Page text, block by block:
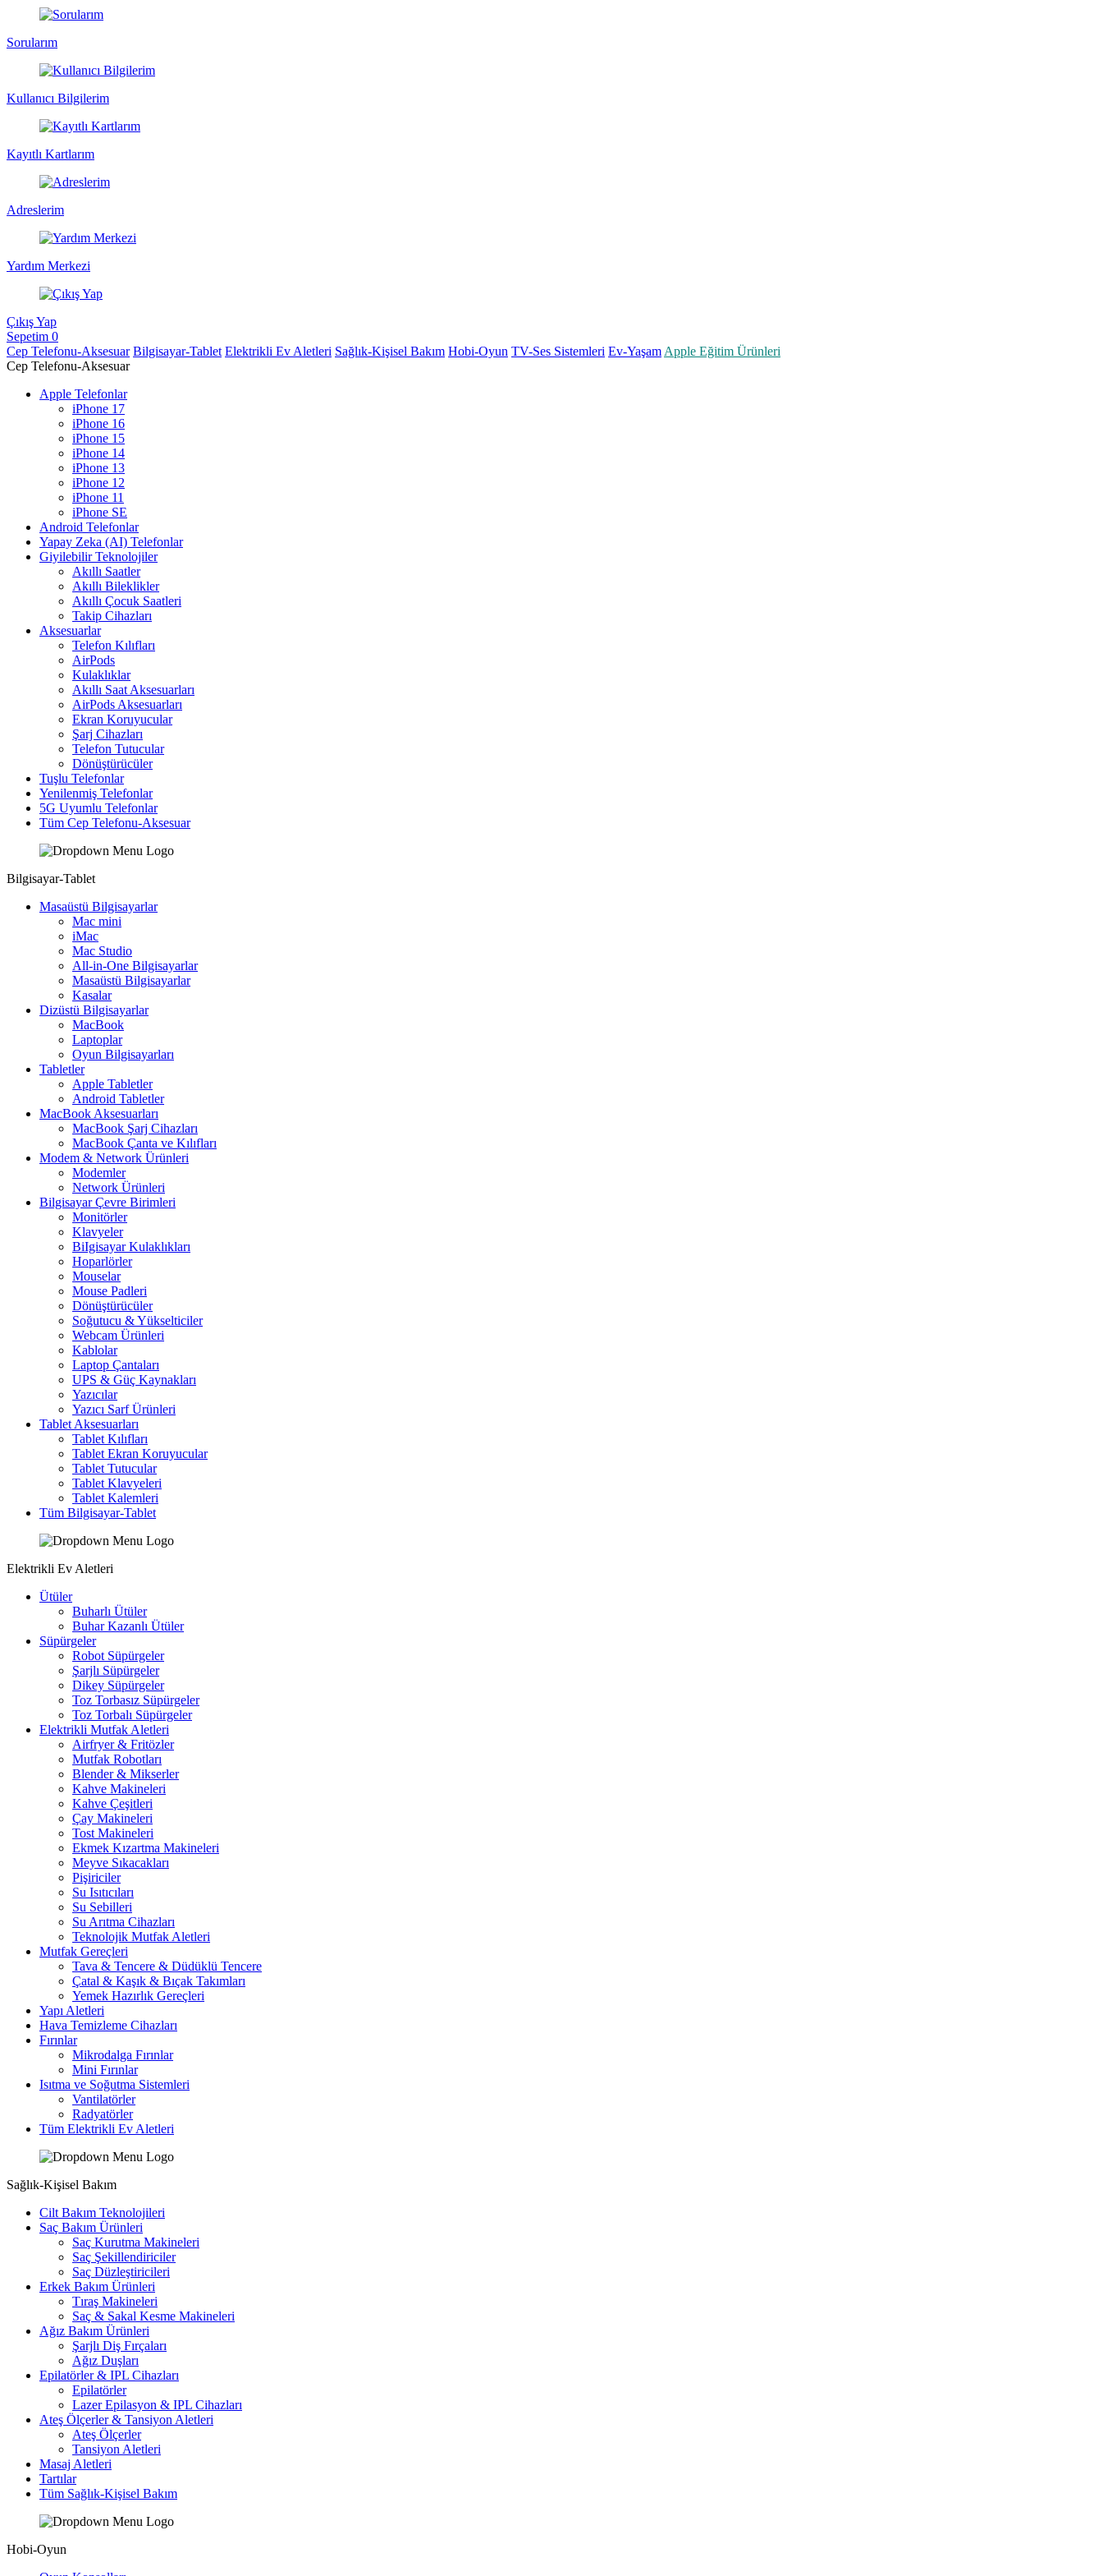
Sorularım
Kullanıcı Bilgilerim
Kayıtlı Kartlarım
Adreslerim
Yardım Merkezi
Çıkış Yap
Sepetim 0
Cep Telefonu-Aksesuar Bilgisayar-Tablet Elektrikli Ev Aletleri Sağlık-Kişisel Bakım Hobi-Oyun TV-Ses Sistemleri Ev-Yaşam Apple Eğitim Ürünleri
Cep Telefonu-Aksesuar
Apple Telefonlar
iPhone 17
iPhone 16
iPhone 15
iPhone 14
iPhone 13
iPhone 12
iPhone 11
iPhone SE
Android Telefonlar
Yapay Zeka (AI) Telefonlar
Giyilebilir Teknolojiler
Akıllı Saatler
Akıllı Bileklikler
Akıllı Çocuk Saatleri
Takip Cihazları
Aksesuarlar
Telefon Kılıfları
AirPods
Kulaklıklar
Akıllı Saat Aksesuarları
AirPods Aksesuarları
Ekran Koruyucular
Şarj Cihazları
Telefon Tutucular
Dönüştürücüler
Tuşlu Telefonlar
Yenilenmiş Telefonlar
5G Uyumlu Telefonlar
Tüm Cep Telefonu-Aksesuar
Bilgisayar-Tablet
Masaüstü Bilgisayarlar
Mac mini
iMac
Mac Studio
All-in-One Bilgisayarlar
Masaüstü Bilgisayarlar
Kasalar
Dizüstü Bilgisayarlar
MacBook
Laptoplar
Oyun Bilgisayarları
Tabletler
Apple Tabletler
Android Tabletler
MacBook Aksesuarları
MacBook Şarj Cihazları
MacBook Çanta ve Kılıfları
Modem & Network Ürünleri
Modemler
Network Ürünleri
Bilgisayar Çevre Birimleri
Monitörler
Klavyeler
BiIgisayar Kulaklıkları
Hoparlörler
Mouselar
Mouse Padleri
Dönüştürücüler
Soğutucu & Yükselticiler
Webcam Ürünleri
Kablolar
Laptop Çantaları
UPS & Güç Kaynakları
Yazıcılar
Yazıcı Sarf Ürünleri
Tablet Aksesuarları
Tablet Kılıfları
Tablet Ekran Koruyucular
Tablet Tutucular
Tablet Klavyeleri
Tablet Kalemleri
Tüm Bilgisayar-Tablet
Elektrikli Ev Aletleri
Ütüler
Buharlı Ütüler
Buhar Kazanlı Ütüler
Süpürgeler
Robot Süpürgeler
Şarjlı Süpürgeler
Dikey Süpürgeler
Toz Torbasız Süpürgeler
Toz Torbalı Süpürgeler
Elektrikli Mutfak Aletleri
Airfryer & Fritözler
Mutfak Robotları
Blender & Mikserler
Kahve Makineleri
Kahve Çeşitleri
Çay Makineleri
Tost Makineleri
Ekmek Kızartma Makineleri
Meyve Sıkacakları
Pişiriciler
Su Isıtıcıları
Su Sebilleri
Su Arıtma Cihazları
Teknolojik Mutfak Aletleri
Mutfak Gereçleri
Tava & Tencere & Düdüklü Tencere
Çatal & Kaşık & Bıçak Takımları
Yemek Hazırlık Gereçleri
Yapı Aletleri
Hava Temizleme Cihazları
Fırınlar
Mikrodalga Fırınlar
Mini Fırınlar
Isıtma ve Soğutma Sistemleri
Vantilatörler
Radyatörler
Tüm Elektrikli Ev Aletleri
Sağlık-Kişisel Bakım
Cilt Bakım Teknolojileri
Saç Bakım Ürünleri
Saç Kurutma Makineleri
Saç Şekillendiriciler
Saç Düzleştiricileri
Erkek Bakım Ürünleri
Tıraş Makineleri
Saç & Sakal Kesme Makineleri
Ağız Bakım Ürünleri
Şarjlı Diş Fırçaları
Ağız Duşları
Epilatörler & IPL Cihazları
Epilatörler
Lazer Epilasyon & IPL Cihazları
Ateş Ölçerler & Tansiyon Aletleri
Ateş Ölçerler
Tansiyon Aletleri
Masaj Aletleri
Tartılar
Tüm Sağlık-Kişisel Bakım
Hobi-Oyun